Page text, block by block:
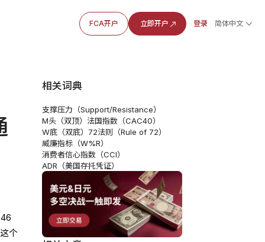
FCA开户 立即开户 登录 简体中文
个
相关词典
支撑压力（Support/Resistance）
M头（双顶） 法国指数（CAC40）
W底（双底） 72法则（Rule of 72）
威廉指标（W%R）
消费者信心指数（CCI）
ADR（美国存托凭证）